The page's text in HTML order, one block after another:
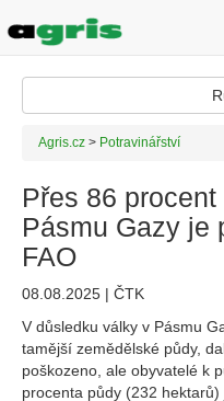
Agris.cz > Potravinářství
Přes 86
Pásmu Gazy je
FAO
08.08.2025 | ČTK
V důsledku války v Pásmu
tamější zemědělské půdy,
poškozeno, ale obyvatelé k
procenta půdy (232